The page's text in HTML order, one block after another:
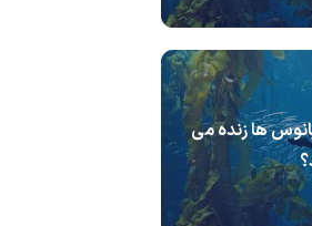
ها زنده می